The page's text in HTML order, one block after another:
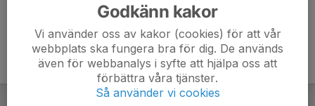
Godkänn kakor
Vi använder oss av kakor (cookies) för att vår
webbplats ska fungera bra för dig. De används
även för webbanalys i syfte att hjälpa oss att
förbättra våra tjänster.
Så använder vi cookies